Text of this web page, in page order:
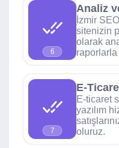
6
Analiz
İzmir
sitenizin
olarak
7
E-
E-ticaret
yazılım
oluruz.